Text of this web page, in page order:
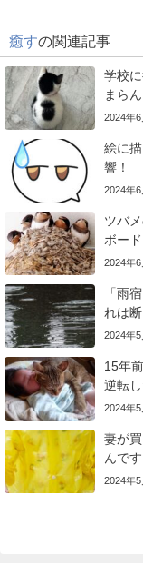
癒すの関連記事
学校
まらん
2024年6
絵に
響！
2024年6
ツバ
ボー
2024年6
「雨
れは
2024年5
15年
逆転
2024年5
妻が
んで
2024年5